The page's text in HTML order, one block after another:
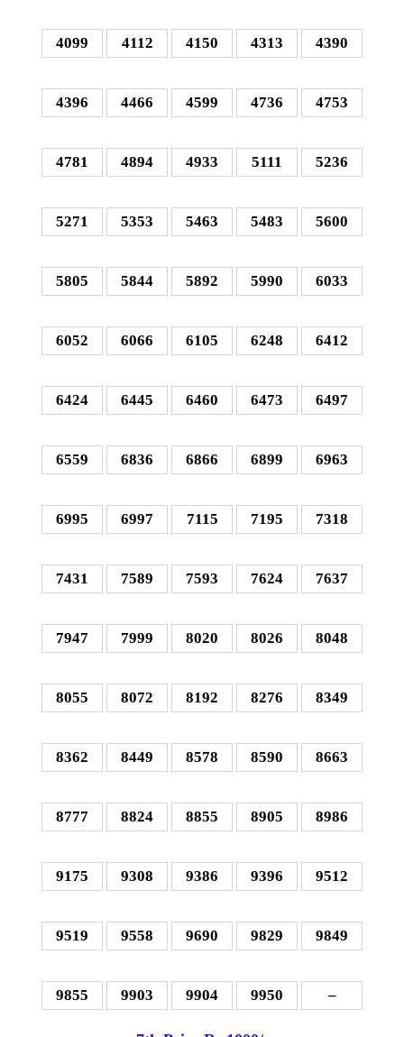
4099 4112 4150 4313 4390
4396 4466 4599 4736 4753
4781 4894 4933 5111 5236
5271 5353 5463 5483 5600
5805 5844 5892 5990 6033
6052 6066 6105 6248 6412
6424 6445 6460 6473 6497
6559 6836 6866 6899 6963
6995 6997 7115 7195 7318
7431 7589 7593 7624 7637
7947 7999 8020 8026 8048
8055 8072 8192 8276 8349
8362 8449 8578 8590 8663
8777 8824 8855 8905 8986
9175 9308 9386 9396 9512
9519 9558 9690 9829 9849
9855 9903 9904 9950 –